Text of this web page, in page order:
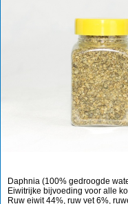
Daphnia (100% gedroogde
Eiwitrijke bijvoeding voor alle
Ruw eiwit 44%, ruw vet 6%,